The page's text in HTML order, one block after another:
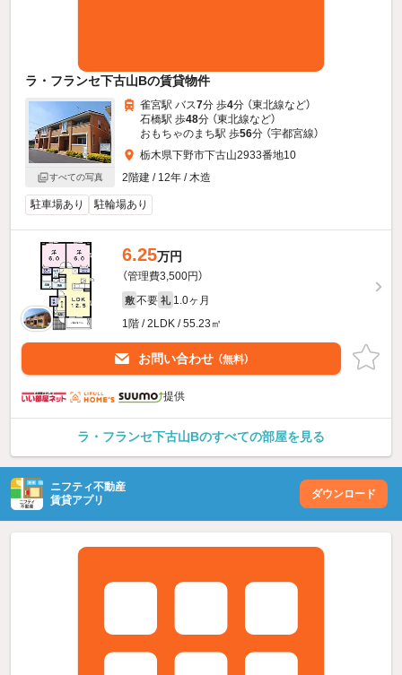
ラ・フランセ下古山Bの賃貸物件
すべての写真
雀宮駅 バス7分 歩4分 （東北線など）
石橋駅 歩48分 （東北線など）
おもちゃのまち駅 歩56分 （宇都宮線）
栃木県下野市下古山2933番地10
2階建 / 12年 / 木造
駐車場あり 駐輪場あり
6.25万円
（管理費3,500円）
敷 不要 礼 1.0ヶ月
1階 / 2LDK / 55.23㎡
お問い合わせ （無料）
提供
ラ・フランセ下古山Bのすべての部屋を見る
ニフティ不動産
賃貸アプリ
ダウンロード